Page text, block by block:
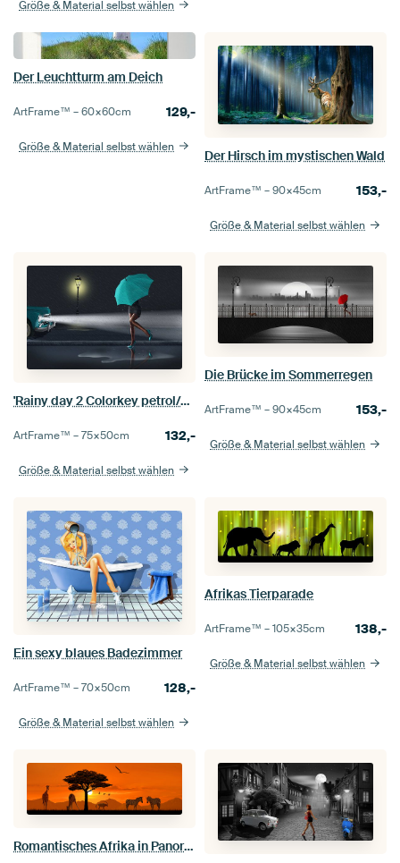
Größe & Material selbst wählen
Der Leuchtturm am Deich
ArtFrame™ –60×60cm 129,-
Größe & Material selbst wählen
Der Hirsch im mystischen Wald
ArtFrame™ –90×45cm 153,-
Größe & Material selbst wählen
'Rainy day 2 Colorkey petrol/grün
ArtFrame™ –75×50cm 132,-
Größe & Material selbst wählen
Die Brücke im Sommerregen
ArtFrame™ –90×45cm 153,-
Größe & Material selbst wählen
Ein sexy blaues Badezimmer
ArtFrame™ –70×50cm 128,-
Größe & Material selbst wählen
Afrikas Tierparade
ArtFrame™ –105×35cm 138,-
Größe & Material selbst wählen
Romantisches Afrika in Panorama